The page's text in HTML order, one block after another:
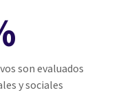
son evaluados
y sociales